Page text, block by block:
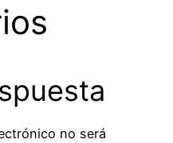
no será